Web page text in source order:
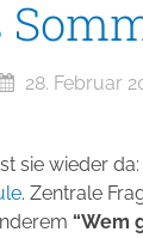
28. Februar
sie wieder
. Zentrale
“Wem